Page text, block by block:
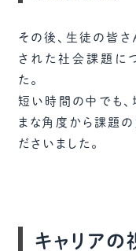
その後、生徒の皆
された社会課題に
た。
短い時間の中でも、
まな角度から課題
ださいました。
キャリアの